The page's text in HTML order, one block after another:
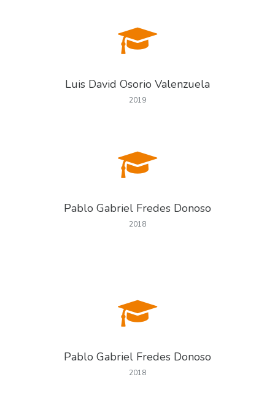
Luis David Osorio Valenzuela
2019
Pablo Gabriel Fredes Donoso
2018
Pablo Gabriel Fredes Donoso
2018